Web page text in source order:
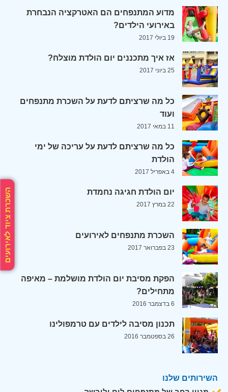
השכרת ציוד לאירועים
מדוע המתנפחים הם האטרקציה הנבחרת
באירועי הילדים?
19 ביולי 2017
אז איך מתכננים יום הולדת מוצלח?
25 ביוני 2017
כל מה שרציתם לדעת על השכרת מתנפחים
ועוד
11 במאי 2017
כל מה שרציתם לדעת על עריכה של ימי
הולדת
4 באפריל 2017
יום הולדת חגיגה נחמדת
22 במרץ 2017
השכרת מתנפחים לאירועים
23 בפברואר 2017
הפקת מסיבת יום הולדת מושלמת – מאיפה
מתחילים?
6 בדצמבר 2016
תכנון מסיבה לילדים עם טרמפולינו
26 בספטמבר 2016
השירותים שלנו